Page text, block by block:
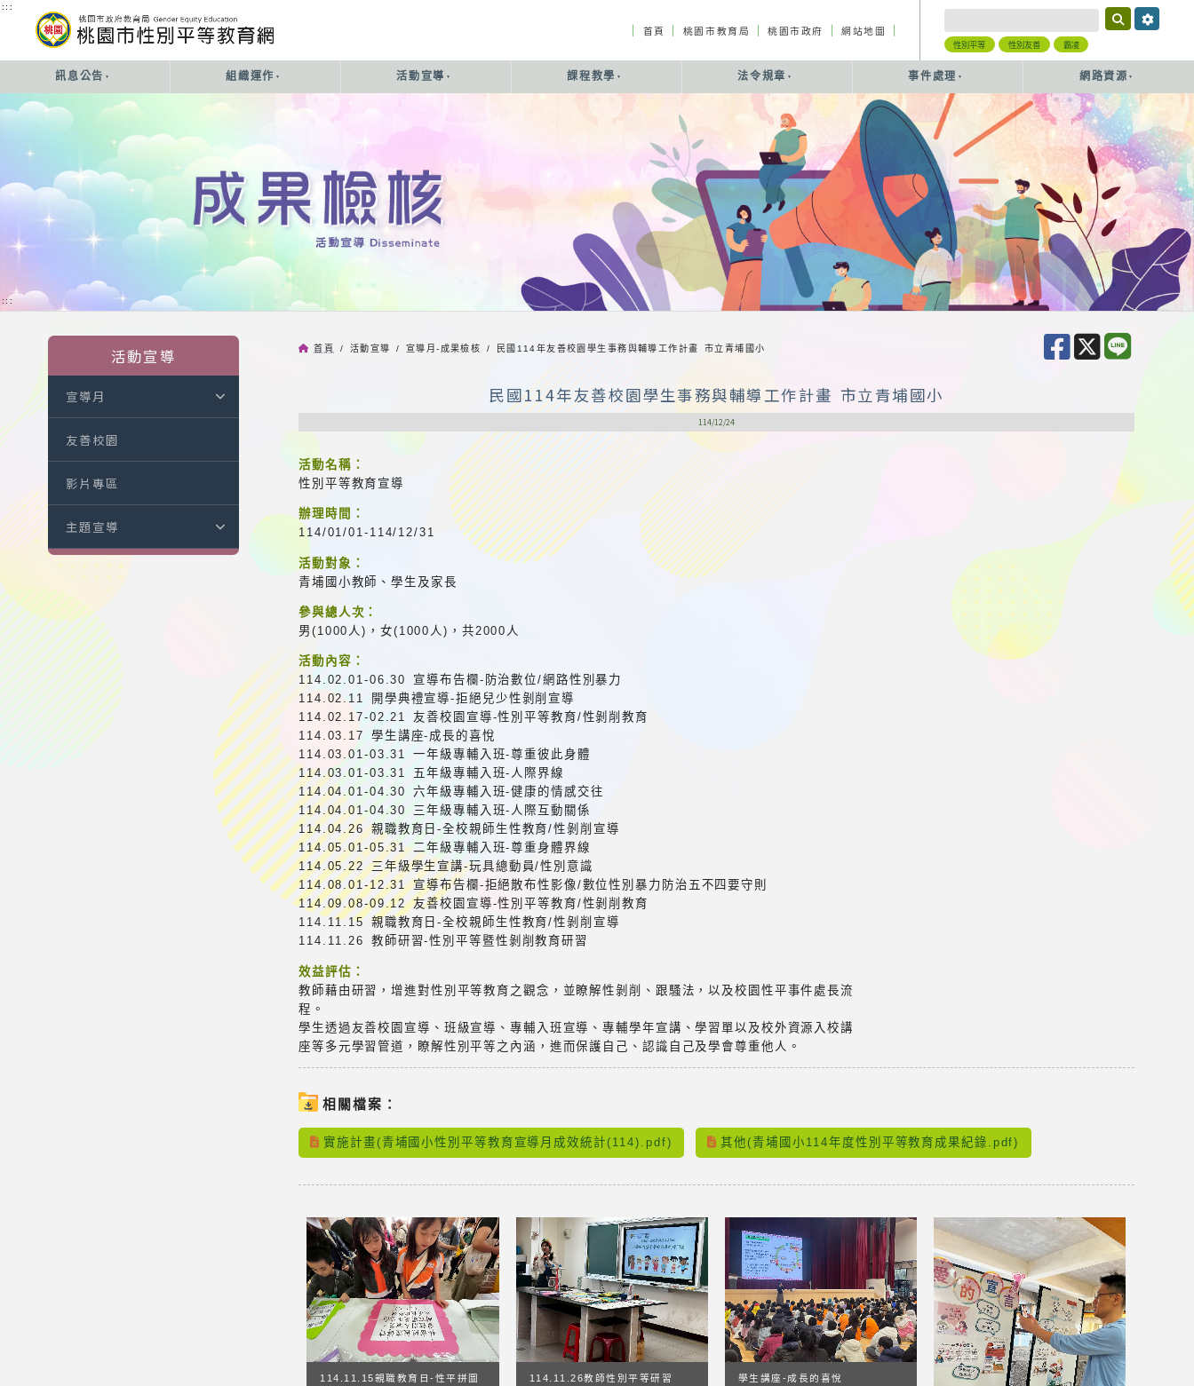
:::
首頁 桃園市教育局 桃園市政府 網站地圖
性別平等 性別友善 霸凌
訊息公告 組織運作 活動宣導 課程教學 法令規章 事件處理 網路資源
:::
活動宣導
宣導月
友善校園
影片專區
主題宣導
首頁 / 活動宣導 / 宣導月-成果檢核 / 民國114年友善校園學生事務與輔導工作計畫 市立青埔國小
民國114年友善校園學生事務與輔導工作計畫 市立青埔國小
114/12/24
活動名稱：
性別平等教育宣導
辦理時間：
114/01/01-114/12/31
活動對象：
青埔國小教師、學生及家長
參與總人次：
男(1000人)，女(1000人)，共2000人
活動內容：
114.02.01-06.30 宣導布告欄-防治數位/網路性別暴力
114.02.11 開學典禮宣導-拒絕兒少性剝削宣導
114.02.17-02.21 友善校園宣導-性別平等教育/性剝削教育
114.03.17 學生講座-成長的喜悅
114.03.01-03.31 一年級專輔入班-尊重彼此身體
114.03.01-03.31 五年級專輔入班-人際界線
114.04.01-04.30 六年級專輔入班-健康的情感交往
114.04.01-04.30 三年級專輔入班-人際互動關係
114.04.26 親職教育日-全校親師生性教育/性剝削宣導
114.05.01-05.31 二年級專輔入班-尊重身體界線
114.05.22 三年級學生宣講-玩具總動員/性別意識
114.08.01-12.31 宣導布告欄-拒絕散布性影像/數位性別暴力防治五不四要守則
114.09.08-09.12 友善校園宣導-性別平等教育/性剝削教育
114.11.15 親職教育日-全校親師生性教育/性剝削宣導
114.11.26 教師研習-性別平等暨性剝削教育研習
效益評估：
教師藉由研習，增進對性別平等教育之觀念，並瞭解性剝削、跟騷法，以及校園性平事件處長流
程。
學生透過友善校園宣導、班級宣導、專輔入班宣導、專輔學年宣講、學習單以及校外資源入校講
座等多元學習管道，瞭解性別平等之內涵，進而保護自己、認識自己及學會尊重他人。
相關檔案：
實施計畫(青埔國小性別平等教育宣導月成效統計(114).pdf) 其他(青埔國小114年度性別平等教育成果紀錄.pdf)
114.11.15親職教育日-性平拼圖
114.11.26教師性別平等研習 學生講座-成長的喜悅
:::